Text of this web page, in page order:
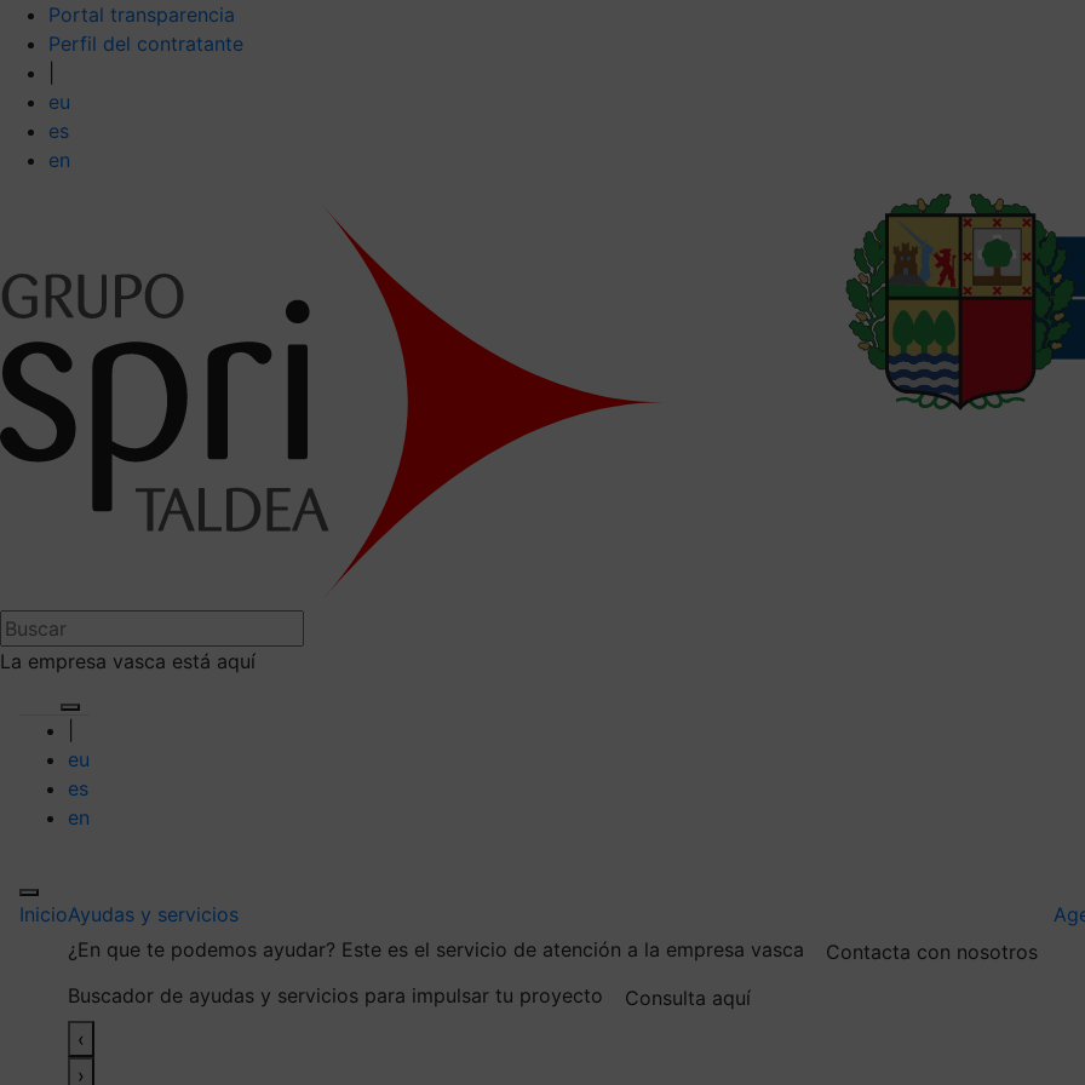
Portal transparencia
Perfil del contratante
eu
es
en
La empresa vasca está aquí
eu
es
en
InicioAyudas y servicios
¿En que te podemos ayudar? Este es el servicio de atención a la empresa vasca
Contacta con nosotros
Buscador de ayudas y servicios para impulsar tu proyecto
Consulta aquí
‹
›